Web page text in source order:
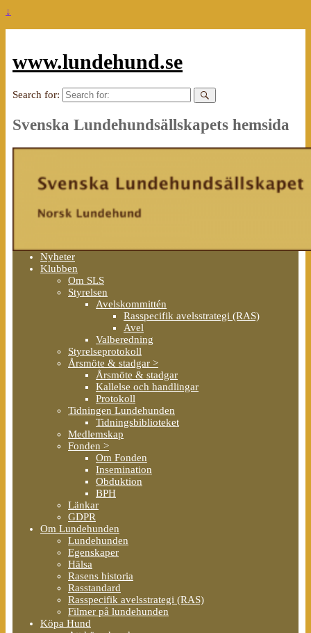
↓
www.lundehund.se
Search for:
Svenska Lundehundsällskapets hemsida
Nyheter
Klubben
Om SLS
Styrelsen
Avelskommittén
Rasspecifik avelsstrategi (RAS)
Avel
Valberedning
Styrelseprotokoll
Årsmöte & stadgar >
Årsmöte & stadgar
Kallelse och handlingar
Protokoll
Tidningen Lundehunden
Tidningsbiblioteket
Medlemskap
Fonden >
Om Fonden
Insemination
Obduktion
BPH
Länkar
GDPR
Om Lundehunden
Lundehunden
Egenskaper
Hälsa
Rasens historia
Rasstandard
Rasspecifik avelsstrategi (RAS)
Filmer på lundehunden
Köpa Hund